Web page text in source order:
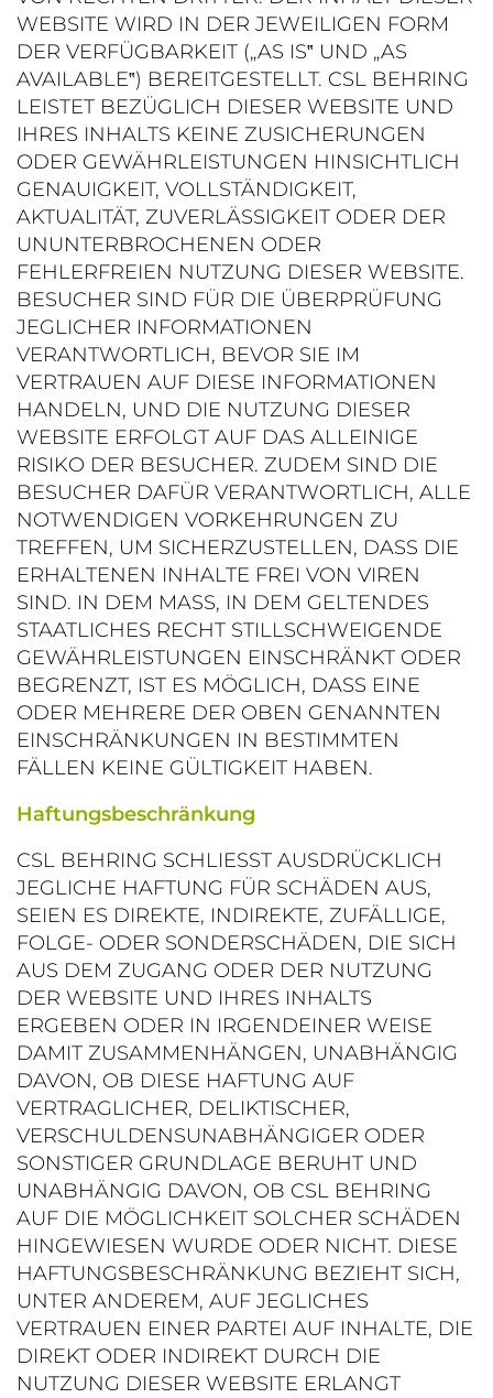
WEBSITE WIRD IN DER JEWEILIGEN FORM
DER VERFÜGBARKEIT („AS IS‟ UND „AS
AVAILABLE‟) BEREITGESTELLT. CSL BEHRING
LEISTET BEZÜGLICH DIESER WEBSITE UND
IHRES INHALTS KEINE ZUSICHERUNGEN
ODER GEWÄHRLEISTUNGEN HINSICHTLICH
GENAUIGKEIT, VOLLSTÄNDIGKEIT,
AKTUALITÄT, ZUVERLÄSSIGKEIT ODER DER
UNUNTERBROCHENEN ODER
FEHLERFREIEN NUTZUNG DIESER WEBSITE.
BESUCHER SIND FÜR DIE ÜBERPRÜFUNG
JEGLICHER INFORMATIONEN
VERANTWORTLICH, BEVOR SIE IM
VERTRAUEN AUF DIESE INFORMATIONEN
HANDELN, UND DIE NUTZUNG DIESER
WEBSITE ERFOLGT AUF DAS ALLEINIGE
RISIKO DER BESUCHER. ZUDEM SIND DIE
BESUCHER DAFÜR VERANTWORTLICH, ALLE
NOTWENDIGEN VORKEHRUNGEN ZU
TREFFEN, UM SICHERZUSTELLEN, DASS DIE
ERHALTENEN INHALTE FREI VON VIREN
SIND. IN DEM MASS, IN DEM GELTENDES
STAATLICHES RECHT STILLSCHWEIGENDE
GEWÄHRLEISTUNGEN EINSCHRÄNKT ODER
BEGRENZT, IST ES MÖGLICH, DASS EINE
ODER MEHRERE DER OBEN GENANNTEN
EINSCHRÄNKUNGEN IN BESTIMMTEN
FÄLLEN KEINE GÜLTIGKEIT HABEN.
Haftungsbeschränkung
CSL BEHRING SCHLIESST AUSDRÜCKLICH
JEGLICHE HAFTUNG FÜR SCHÄDEN AUS,
SEIEN ES DIREKTE, INDIREKTE, ZUFÄLLIGE,
FOLGE- ODER SONDERSCHÄDEN, DIE SICH
AUS DEM ZUGANG ODER DER NUTZUNG
DER WEBSITE UND IHRES INHALTS
ERGEBEN ODER IN IRGENDEINER WEISE
DAMIT ZUSAMMENHÄNGEN, UNABHÄNGIG
DAVON, OB DIESE HAFTUNG AUF
VERTRAGLICHER, DELIKTISCHER,
VERSCHULDENSUNABHÄNGIGER ODER
SONSTIGER GRUNDLAGE BERUHT UND
UNABHÄNGIG DAVON, OB CSL BEHRING
AUF DIE MÖGLICHKEIT SOLCHER SCHÄDEN
HINGEWIESEN WURDE ODER NICHT. DIESE
HAFTUNGSBESCHRÄNKUNG BEZIEHT SICH,
UNTER ANDEREM, AUF JEGLICHES
VERTRAUEN EINER PARTEI AUF INHALTE, DIE
DIREKT ODER INDIREKT DURCH DIE
NUTZUNG DIESER WEBSITE ERLANGT